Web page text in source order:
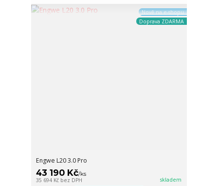
Nově na e-shopu
Doprava ZDARMA
Engwe L20 3.0 Pro
43 190 Kč/ks
35 694 Kč bez DPH skladem